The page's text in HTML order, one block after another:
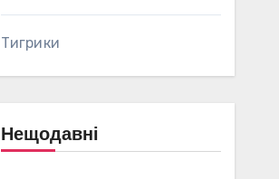
Тигрики
Нещодавні